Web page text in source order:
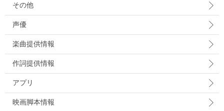
その他
声優
楽曲提供情報
作詞提供情報
アプリ
映画脚本情報